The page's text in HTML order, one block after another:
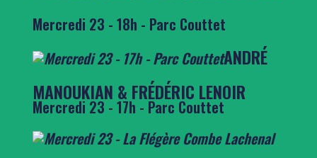
Mercredi 23 - 18h - Parc Couttet
ANDRÉ
MANOUKIAN & FRÉDÉRIC LENOIR
Mercredi 23 - 17h - Parc Couttet